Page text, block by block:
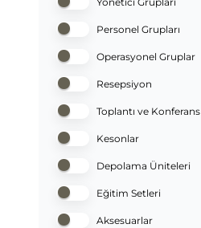
Personel Grupları
Operasyonel Gruplar
Resepsiyon
Toplantı ve Konferans
Kesonlar
Depolama Üniteleri
Eğitim Setleri
Aksesuarlar